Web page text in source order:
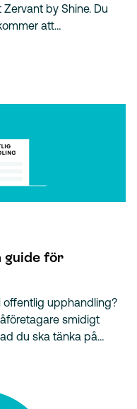
by Shine. Du
att…
guide för
offentlig upphandling?
smidigt
du ska tänka på…